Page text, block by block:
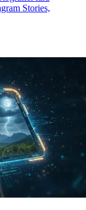
Stories,